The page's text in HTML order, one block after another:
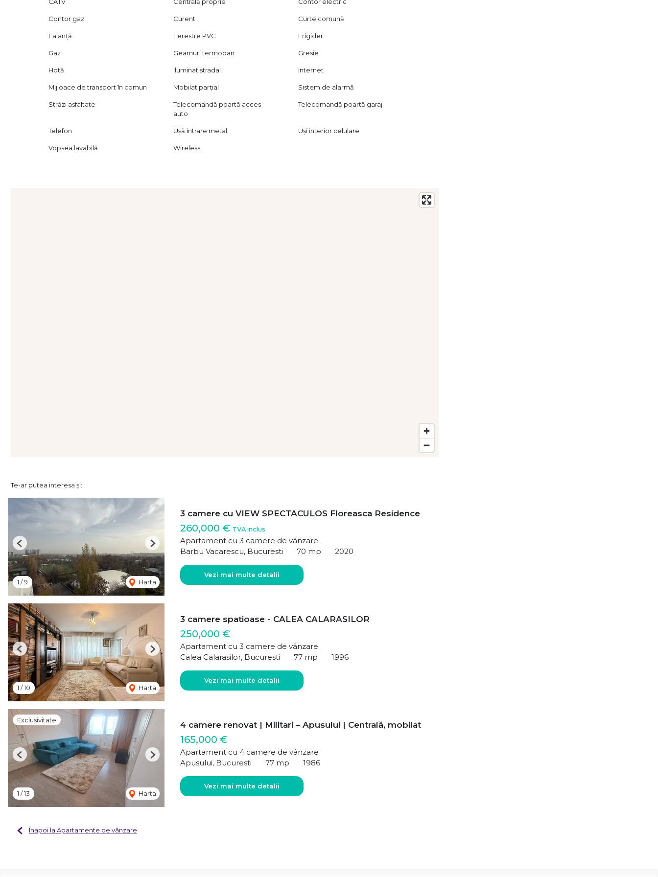
CATV Centrală proprie Contor electric
Contor gaz Curent Curte comună
Faianță Ferestre PVC Frigider
Gaz Geamuri termopan Gresie
Hotă Iluminat stradal Internet
Mijloace de transport în comun Mobilat parțial Sistem de alarmă
Străzi asfaltate
Telecomandă poartă acces
auto
Telecomandă poartă garaj
Telefon Ușă intrare metal Uși interior celulare
Vopsea lavabilă Wireless
Te-ar putea interesa și:
1 /9 Harta
Previous Next
3 camere cu VIEW SPECTACULOS Floreasca Residence
260,000 € TVA inclus
Apartament cu 3 camere de vânzare
Barbu Vacarescu, Bucuresti
70 mp 2020
Vezi mai multe detalii
1 /10 Harta
Previous Next
3 camere spatioase - CALEA CALARASILOR
250,000 €
Apartament cu 3 camere de vânzare
Calea Calarasilor, Bucuresti
77 mp 1996
Vezi mai multe detalii
Exclusivitate
1 /13 Harta
Previous Next
4 camere renovat | Militari – Apusului | Centrală, mobilat
165,000 €
Apartament cu 4 camere de vânzare
Apusului, Bucuresti
77 mp 1986
Vezi mai multe detalii
Înapoi la Apartamente de vânzare